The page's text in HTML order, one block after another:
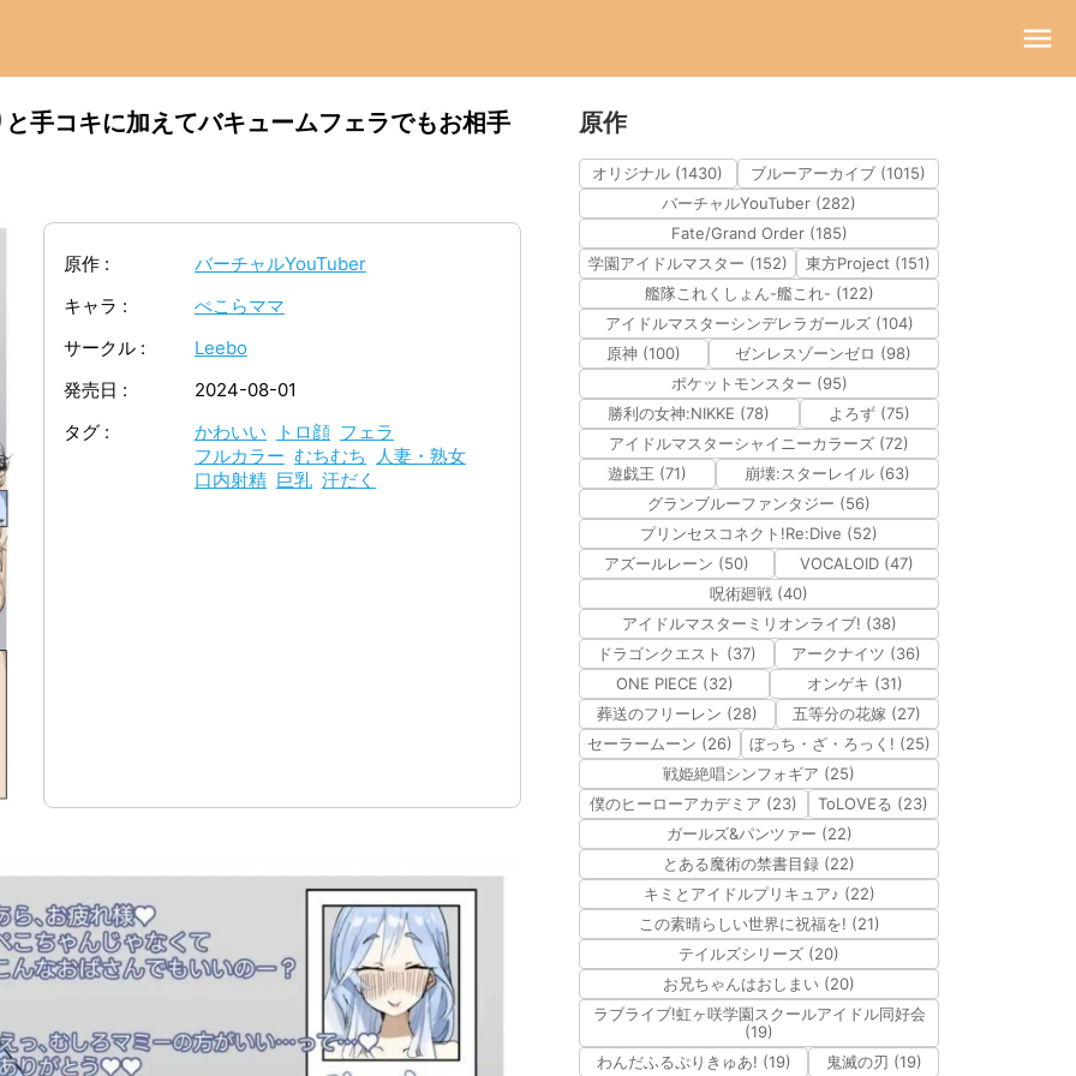
手コキに加えてバキュームフェラでもお相手
原作
バーチャルYouTuber
キャラ
ぺこらママ
サークル
Leebo
発売日
2024-08-01
タグ
かわいい トロ顔 フェラ
フルカラー むちむち
人妻・熟女
口内射精 巨乳 汗だく
原作
オリジナル (1430)
ブルーアーカイブ (1015)
バーチャルYouTuber (282)
Fate/Grand Order (185)
学園アイドルマスター (152)
東方Project (151)
艦隊これくしょん-艦これ- (122)
アイドルマスターシンデレラガールズ (104)
原神 (100)
ゼンレスゾーンゼロ (98)
ポケットモンスター (95)
勝利の女神:NIKKE (78)
よろず (75)
アイドルマスターシャイニーカラーズ (72)
遊戯王 (71)
崩壊:スターレイル (63)
グランブルーファンタジー (56)
プリンセスコネクト!Re:Dive (52)
アズールレーン (50)
VOCALOID (47)
呪術廻戦 (40)
アイドルマスターミリオンライブ! (38)
ドラゴンクエスト (37)
アークナイツ (36)
ONE PIECE (32)
オンゲキ (31)
葬送のフリーレン (28)
五等分の花嫁 (27)
セーラームーン (26)
ぼっち・ざ・ろっく! (25)
戦姫絶唱シンフォギア (25)
僕のヒーローアカデミア (23)
ToLOVEる (23)
ガールズ&パンツァー (22)
とある魔術の禁書目録 (22)
キミとアイドルプリキュア♪ (22)
この素晴らしい世界に祝福を! (21)
テイルズシリーズ (20)
お兄ちゃんはおしまい (20)
ラブライブ!虹ヶ咲学園スクールアイドル同好会
(19)
わんだふるぷりきゅあ! (19)
鬼滅の刃 (19)